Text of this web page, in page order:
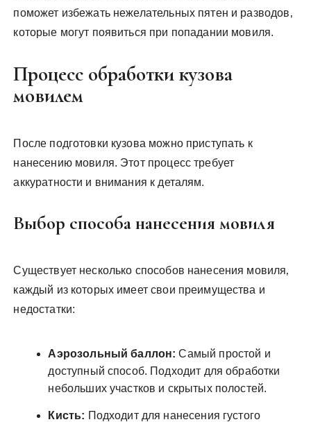
поможет избежать нежелательных пятен и разводов‚
которые могут появиться при попадании мовиля.
Процесс обработки кузова
мовилем
После подготовки кузова можно приступать к
нанесению мовиля. Этот процесс требует
аккуратности и внимания к деталям.
Выбор способа нанесения мовиля
Существует несколько способов нанесения мовиля‚
каждый из которых имеет свои преимущества и
недостатки:
Аэрозольный баллон: Самый простой и
доступный способ. Подходит для обработки
небольших участков и скрытых полостей.
Кисть: Подходит для нанесения густого